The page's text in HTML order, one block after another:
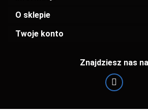
O sklepie
Twoje konto
Znajdziesz nas na